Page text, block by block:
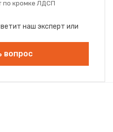
по кромке ЛДСП
наш эксперт или
вопрос